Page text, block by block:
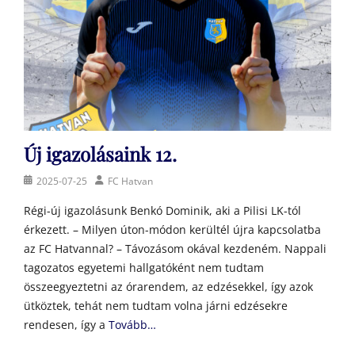
Új igazolásaink 12.
Posted2025-07-25 AuthorFC Hatvan
Régi-új igazolásunk Benkó Dominik, aki a Pilisi LK-tól
érkezett. – Milyen úton-módon kerültél újra kapcsolatba
az FC Hatvannal? – Távozásom okával kezdeném. Nappali
tagozatos egyetemi hallgatóként nem tudtam
összeegyeztetni az órarendem, az edzésekkel, így azok
ütköztek, tehát nem tudtam volna járni edzésekre
rendesen, így a Tovább…